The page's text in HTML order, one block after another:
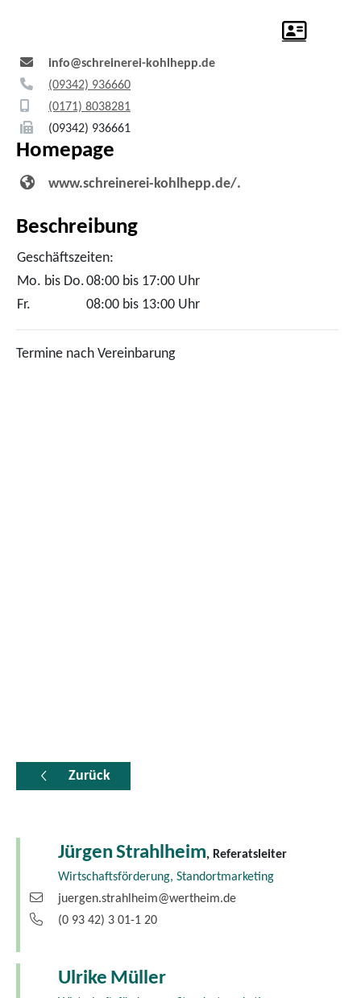
info@schreinerei-kohlhepp.de
(09342) 936660
(0171) 8038281
(09342) 936661
Homepage
www.schreinerei-kohlhepp.de/.
Beschreibung
Geschäftszeiten:
Mo. bis Do.08:00 bis 17:00 Uhr
Fr.
08:00 bis 13:00 Uhr
Termine nach Vereinbarung
Zurück
JürgenStrahlheim, Referatsleiter
Wirtschaftsförderung, Standortmarketing
juergen.strahlheim@wertheim.de
(0 93 42) 3 01-1 20
Ulrike Müller